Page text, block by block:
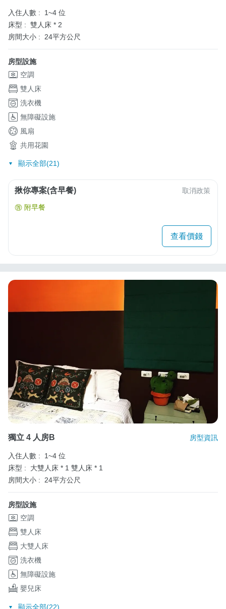
入住人數 :
1~4 位
床型 : 雙人床 * 2
房間大小 :
24平方公尺
房型設施
空調
雙人床
洗衣機
無障礙設施
風扇
共用花園
顯示全部(21)
揪你專案(含早餐) 取消政策
附早餐
查看價錢
獨立 4 人房B 房型資訊
入住人數 :
1~4 位
床型 :
大雙人床 * 1 雙人床 * 1
房間大小 : 24平方公尺
房型設施
空調
雙人床
大雙人床
洗衣機
無障礙設施
嬰兒床
顯示全部(22)